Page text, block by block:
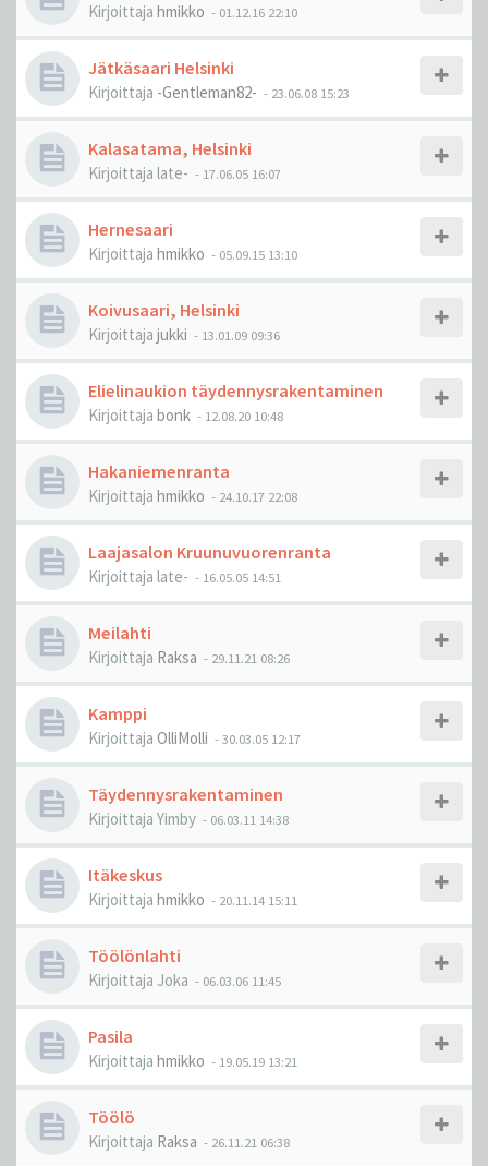
Kirjoittaja hmikko - 01.12.16 22:10
Jätkäsaari Helsinki
Kirjoittaja -Gentleman82- - 23.06.08 15:23
Kalasatama, Helsinki
Kirjoittaja late- - 17.06.05 16:07
Hernesaari
Kirjoittaja hmikko - 05.09.15 13:10
Koivusaari, Helsinki
Kirjoittaja jukki - 13.01.09 09:36
Elielinaukion täydennysrakentaminen
Kirjoittaja bonk - 12.08.20 10:48
Hakaniemenranta
Kirjoittaja hmikko - 24.10.17 22:08
Laajasalon Kruunuvuorenranta
Kirjoittaja late- - 16.05.05 14:51
Meilahti
Kirjoittaja Raksa - 29.11.21 08:26
Kamppi
Kirjoittaja OlliMolli -30.03.05 12:17
Täydennysrakentaminen
Kirjoittaja Yimby - 06.03.11 14:38
Itäkeskus
Kirjoittaja hmikko - 20.11.14 15:11
Töölönlahti
Kirjoittaja Joka - 06.03.06 11:45
Pasila
Kirjoittaja hmikko - 19.05.19 13:21
Töölö
Kirjoittaja Raksa - 26.11.21 06:38